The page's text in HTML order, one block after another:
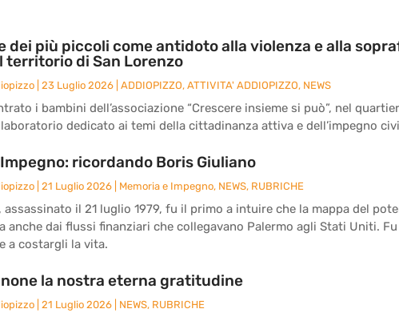
dei più piccoli come antidoto alla violenza e alla
territorio di San Lorenzo
23 Luglio 2026 ADDIOPIZZO, ATTIVITA' ADDIOPIZZO, NEWS
i bambini dell’associazione “Crescere insieme si può”, nel
dedicato ai temi della cittadinanza attiva e dell’impegno
ricordando Boris Giuliano
21 Luglio 2026 Memoria e Impegno, NEWS, RUBRICHE
assassinato il 21 luglio 1979, fu il primo a intuire che la mappa del
anche dai flussi finanziari che collegavano Palermo agli Stati Uniti.
a costargli la vita.
la nostra eterna gratitudine
21 Luglio 2026 NEWS, RUBRICHE